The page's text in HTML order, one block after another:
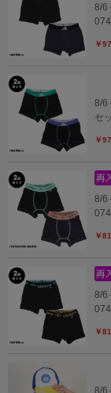
8/6
￥
8/6
セ
￥
8/6
￥
8/6
￥
8/6